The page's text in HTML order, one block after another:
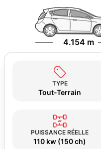
4.154 m
TYPE
Tout-Terrain
PUISSANCE RÉELLE
110 kw (150 ch)